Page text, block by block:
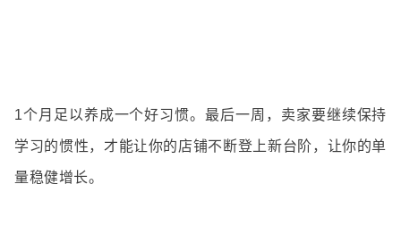
1个月足以养成一个好习惯。最后一周，卖家要继续保持
学习的惯性，才能让你的店铺不断登上新台阶，让你的单
量稳健增长。